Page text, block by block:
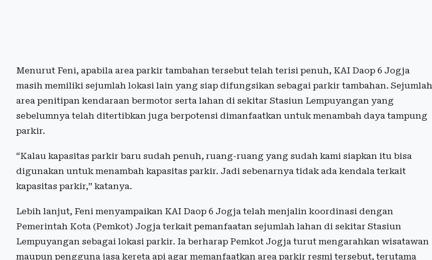
Menurut Feni, apabila area parkir tambahan tersebut telah terisi penuh, KAI Daop 6 Jogja
masih memiliki sejumlah lokasi lain yang siap difungsikan sebagai parkir tambahan. Sejumlah
area penitipan kendaraan bermotor serta lahan di sekitar Stasiun Lempuyangan yang
sebelumnya telah ditertibkan juga berpotensi dimanfaatkan untuk menambah daya tampung
parkir.
“Kalau kapasitas parkir baru sudah penuh, ruang-ruang yang sudah kami siapkan itu bisa
digunakan untuk menambah kapasitas parkir. Jadi sebenarnya tidak ada kendala terkait
kapasitas parkir,” katanya.
Lebih lanjut, Feni menyampaikan KAI Daop 6 Jogja telah menjalin koordinasi dengan
Pemerintah Kota (Pemkot) Jogja terkait pemanfaatan sejumlah lahan di sekitar Stasiun
Lempuyangan sebagai lokasi parkir. Ia berharap Pemkot Jogja turut mengarahkan wisatawan
maupun pengguna jasa kereta api agar memanfaatkan area parkir resmi tersebut, terutama